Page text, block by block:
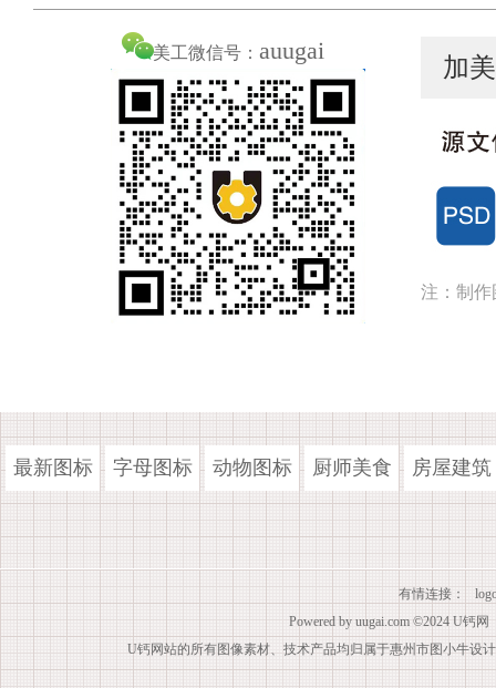
美工微信号： auugai
加
注：制作
最新图标 字母图标 动物图标 厨师美食 房屋建筑
有情连接：
Powered by uugai.com ©2024 U钙网
U钙网站的所有图像素材、技术产品均归属于惠州市图小牛设